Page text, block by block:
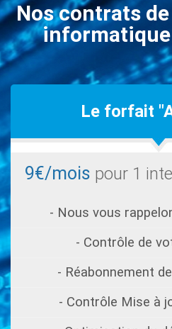
Nos contrats
Le forfait
9€/mois pour 1
- Nous vous
- Contrôle de
- Réabonnement
- Contrôle Mise à